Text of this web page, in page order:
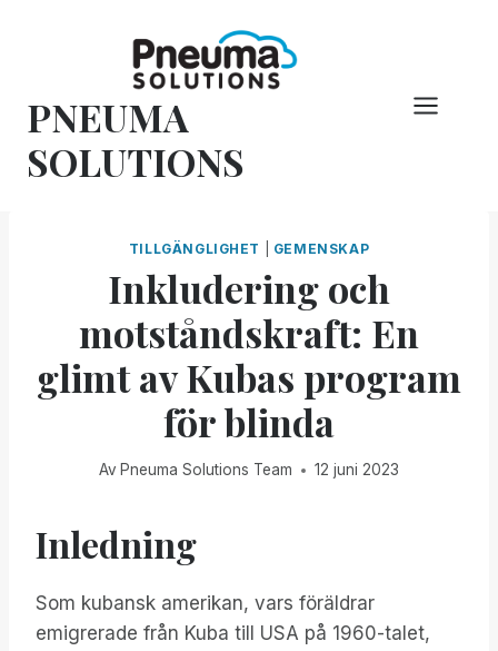
PNEUMA
SOLUTIONS
TILLGÄNGLIGHET GEMENSKAP
Inkludering och
motståndskraft: En
glimt av Kubas program
för blinda
Av Pneuma Solutions Team 12 juni 2023
Inledning
Som kubansk amerikan, vars föräldrar
emigrerade från Kuba till USA på 1960-talet,